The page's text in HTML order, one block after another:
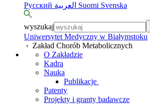
Русский
Suomi Svenska
wyszukaj
Uniwersytet Medyczny w Białymstoku
› Zakład Chorób Metabolicznych
O Zakładzie
Kadra
Nauka
Publikacje
Patenty
Projekty i granty badawcze